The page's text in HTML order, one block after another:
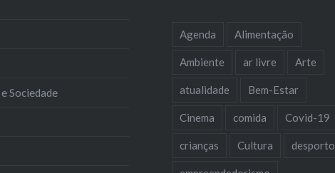
Sociedade
Agenda Alimentação
Ambiente ar livre Arte
atualidade Bem-Estar
Cinema comida Covid-19
crianças Cultura desporto